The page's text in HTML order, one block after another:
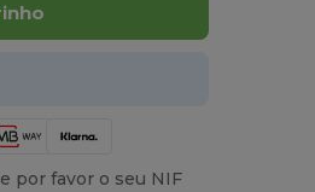
por favor o seu NIF